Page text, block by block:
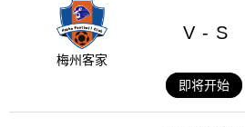
梅州客家
V - S
即将开始